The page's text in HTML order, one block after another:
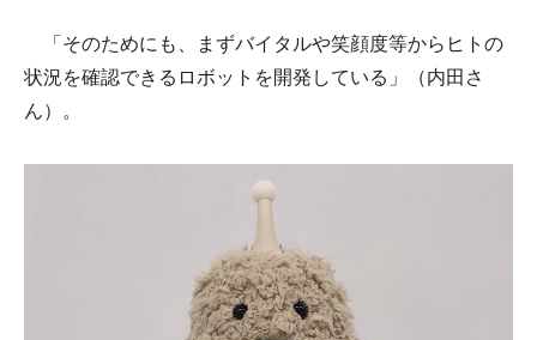
「そのためにも、まずバイタルや笑顔度等からヒトの
状況を確認できるロボットを開発している」（内田さ
ん）。